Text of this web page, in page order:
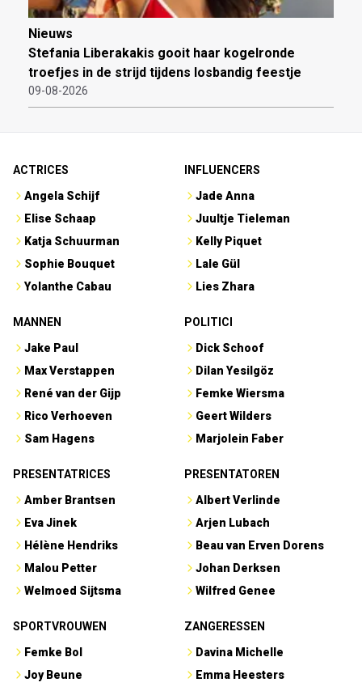
Nieuws
Stefania Liberakakis gooit haar kogelronde
troefjes in de strijd tijdens losbandig feestje
09-08-2026
ACTRICES
Angela Schijf
Elise Schaap
Katja Schuurman
Sophie Bouquet
Yolanthe Cabau
INFLUENCERS
Jade Anna
Juultje Tieleman
Kelly Piquet
Lale Gül
Lies Zhara
MANNEN
Jake Paul
Max Verstappen
René van der Gijp
Rico Verhoeven
Sam Hagens
POLITICI
Dick Schoof
Dilan Yesilgöz
Femke Wiersma
Geert Wilders
Marjolein Faber
PRESENTATRICES
Amber Brantsen
Eva Jinek
Hélène Hendriks
Malou Petter
Welmoed Sijtsma
PRESENTATOREN
Albert Verlinde
Arjen Lubach
Beau van Erven Dorens
Johan Derksen
Wilfred Genee
SPORTVROUWEN
Femke Bol
Joy Beune
ZANGERESSEN
Davina Michelle
Emma Heesters